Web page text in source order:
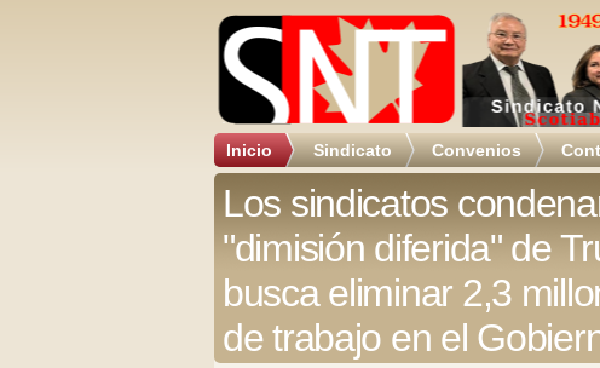
Inicio Sindicato Convenios
Los sindicatos
"dimisión diferida" de
busca eliminar 2,3
de trabajo en el